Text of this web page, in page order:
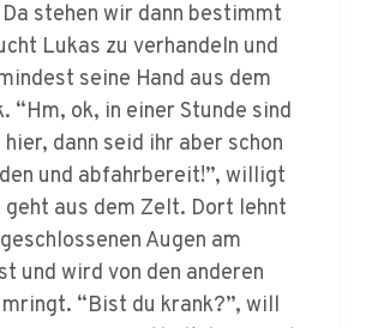
seine Hand aus dem
“Hm, ok, in einer Stunde sind
dann seid ihr aber schon
und abfahrbereit!”, willigt
geht aus dem Zelt. Dort lehnt
Augen am
und wird von den anderen
“Bist du krank?”, will
wissen und hält ihre Hand.
Kapitel 11 als PDF